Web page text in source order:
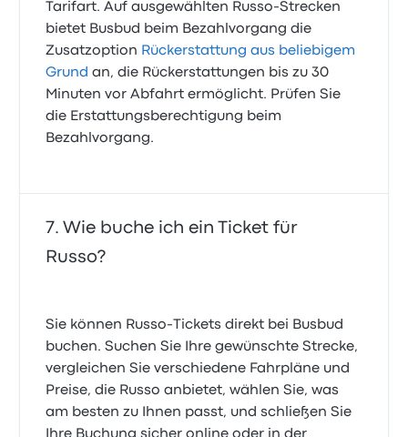
Tarifart. Auf ausgewählten Russo-Strecken
bietet Busbud beim Bezahlvorgang die
Zusatzoption Rückerstattung aus beliebigem
Grund an, die Rückerstattungen bis zu 30
Minuten vor Abfahrt ermöglicht. Prüfen Sie
die Erstattungsberechtigung beim
Bezahlvorgang.
Wie buche ich ein Ticket für
Russo?
Sie können Russo-Tickets direkt bei Busbud
buchen. Suchen Sie Ihre gewünschte Strecke,
vergleichen Sie verschiedene Fahrpläne und
Preise, die Russo anbietet, wählen Sie, was
am besten zu Ihnen passt, und schließen Sie
Ihre Buchung sicher online oder in der